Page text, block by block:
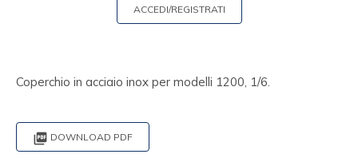
ACCEDI/REGISTRATI
Coperchio in acciaio inox per modelli 1200, 1/6.
 DOWNLOAD PDF